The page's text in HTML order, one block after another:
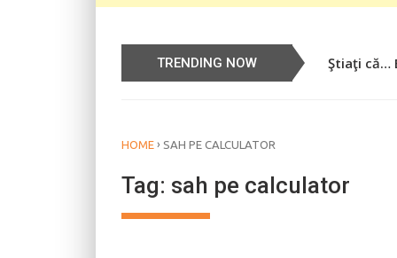
TRENDING NOW Ştiaţi că…
Știați că…
HOME › SAH PE CALCULATOR
Tag: sah pe calculator